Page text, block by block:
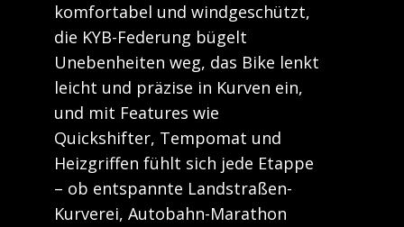
komfortabel und windgeschützt,
die KYB-Federung bügelt
Unebenheiten weg, das Bike lenkt
leicht und präzise in Kurven ein,
und mit Features wie
Quickshifter, Tempomat und
Heizgriffen fühlt sich jede Etappe
– ob entspannte Landstraßen-
Kurverei, Autobahn-Marathon